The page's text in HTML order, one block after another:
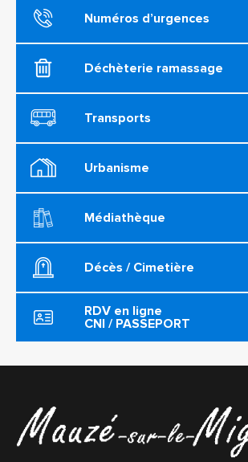
Numéros d’urgences
Déchèterie ramassage
Transports
Urbanisme
Médiathèque
Décès / Cimetière
RDV en ligne
CNI / PASSEPORT